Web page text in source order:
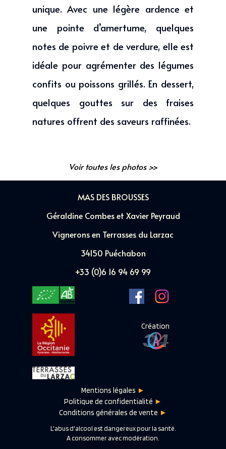
unique. Avec une légère ardence et
une pointe d’amertume, quelques
notes de poivre et de verdure, elle est
idéale pour agrémenter des légumes
confits ou poissons grillés. En dessert,
quelques gouttes sur des fraises
natures offrent des saveurs raffinées.
Voir toutes les photos >>
MAS DES BROUSSES
Géraldine Combes et Xavier Peyraud
Vignerons en Terrasses du Larzac
34150 Puéchabon
+33 (0)6 16 94 69 99
Mentions légales ►
Politique de confidentialité ►
Conditions générales de vente ►
Création
L'abus d'alcool est dangereux pour la santé.
A consommer avec modération.